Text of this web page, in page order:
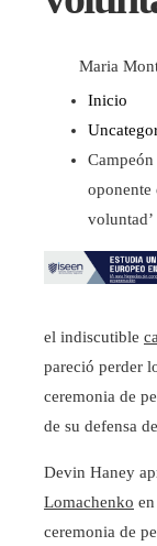
Maria
Inicio
oponente
voluntad’
el indiscutible
pareció perder
ceremonia de
de su defensa
Devin Haney
Lomachenko
ceremonia de